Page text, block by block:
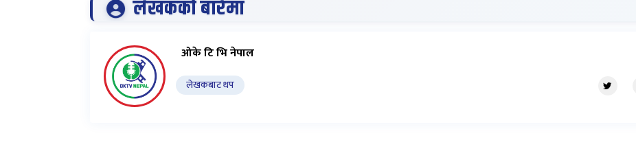
लेखकको बारेमा
ओके टि भि नेपाल
लेखकबाट थप